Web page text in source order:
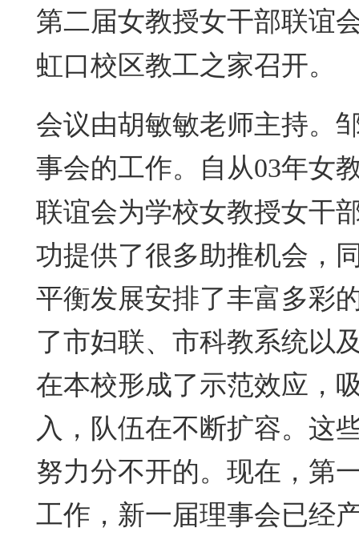
第二届女教授女干部联谊
虹口校区教工之家召开。
会议由胡敏敏老师主持。
事会的工作。自从03年女
联谊会为学校女教授女干
功提供了很多助推机会，
平衡发展安排了丰富多彩
了市妇联、市科教系统以
在本校形成了示范效应，
入，队伍在不断扩容。这
努力分不开的。现在，第
工作，新一届理事会已经